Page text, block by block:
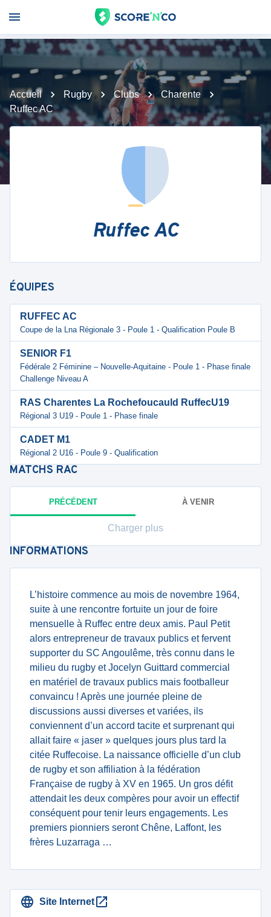
Accueil Rugby Clubs
Charente
Ruffec AC
Ruffec AC
ÉQUIPES
RUFFEC AC
Coupe de la Lna Régionale 3 - Poule 1 - Qualification Poule B
SENIOR F1
Fédérale 2 Féminine – Nouvelle-Aquitaine - Poule 1 - Phase finale
Challenge Niveau A
RAS Charentes La Rochefoucauld RuffecU19
Régional 3 U19 - Poule 1 - Phase finale
CADET M1
Régional 2 U16 - Poule 9 - Qualification
MATCHS RAC
PRÉCÉDENT À VENIR
Charger plus
INFORMATIONS
L’histoire commence au mois de novembre 1964,
suite à une rencontre fortuite un jour de foire
mensuelle à Ruffec entre deux amis. Paul Petit
alors entrepreneur de travaux publics et fervent
supporter du SC Angoulême, très connu dans le
milieu du rugby et Jocelyn Guittard commercial
en matériel de travaux publics mais footballeur
convaincu ! Après une journée pleine de
discussions aussi diverses et variées, ils
conviennent d’un accord tacite et surprenant qui
allait faire « jaser » quelques jours plus tard la
citée Ruffecoise. La naissance officielle d’un club
de rugby et son affiliation à la fédération
Française de rugby à XV en 1965. Un gros défit
attendait les deux compères pour avoir un effectif
conséquent pour tenir leurs engagements. Les
premiers pionniers seront Chêne, Laffont, les
frères Luzarraga …
Site Internet